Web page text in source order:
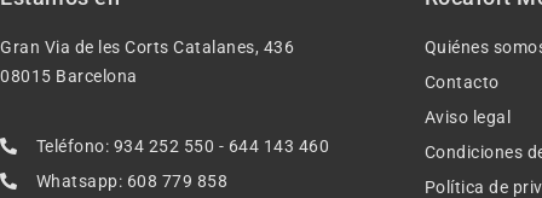
Gran Via de les Corts Catalanes, 436
08015 Barcelona
Teléfono: 934 252 550 - 644 143 460
Whatsapp: 608 779 858
Quiénes
Contacto
Aviso legal
Condiciones
Política de